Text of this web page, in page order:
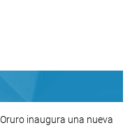
inaugura una nueva